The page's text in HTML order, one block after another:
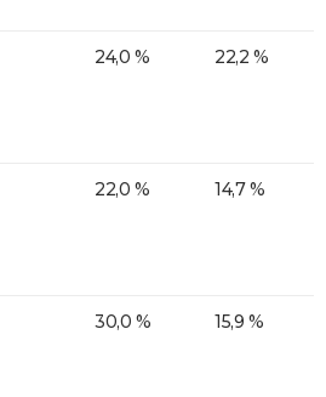
24,0 % 22,2 %
22,0 % 14,7 %
30,0 % 15,9 %